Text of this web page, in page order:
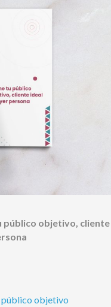
público objetivo,
público objetivo